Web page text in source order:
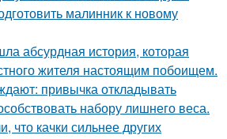
малинник к новому
абсурдная история, которая
жителя настоящим побоищем.
привычка откладывать
набору лишнего веса.
что качки сильнее других